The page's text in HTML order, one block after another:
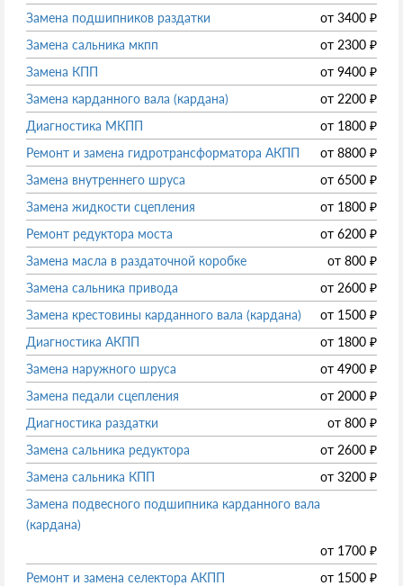
Замена подшипников раздатки
от 3400 ₽
Замена сальника мкпп
от 2300 ₽
Замена КПП
от 9400 ₽
Замена карданного вала (кардана)
от 2200 ₽
Диагностика МКПП
от 1800 ₽
Ремонт и замена гидротрансформатора АКПП
от 8800 ₽
Замена внутреннего шруса
от 6500 ₽
Замена жидкости сцепления
от 1800 ₽
Ремонт редуктора моста
от 6200 ₽
Замена масла в раздаточной коробке
от 800 ₽
Замена сальника привода
от 2600 ₽
Замена крестовины карданного вала (кардана)
от 1500 ₽
Диагностика АКПП
от 1800 ₽
Замена наружного шруса
от 4900 ₽
Замена педали сцепления
от 2000 ₽
Диагностика раздатки
от 800 ₽
Замена сальника редуктора
от 2600 ₽
Замена сальника КПП
от 3200 ₽
Замена подвесного подшипника карданного вала
(кардана)
от 1700 ₽
Ремонт и замена селектора АКПП
от 1500 ₽